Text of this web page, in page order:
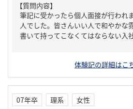
【質問内容】
筆記に受かったら個人面接が行われ
人でした。皆さんいい人で和やかな
書いて持ってこなくてはならない入
体験記の詳細はこ
07年卒 理系
女性